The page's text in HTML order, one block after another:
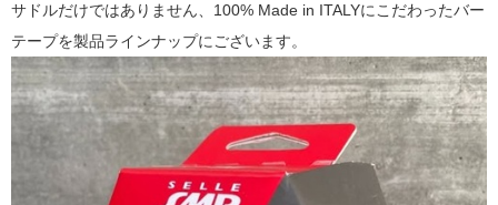
サドルだけではありません、100% Made in ITALYにこだわったバー
テープを製品ラインナップにございます。